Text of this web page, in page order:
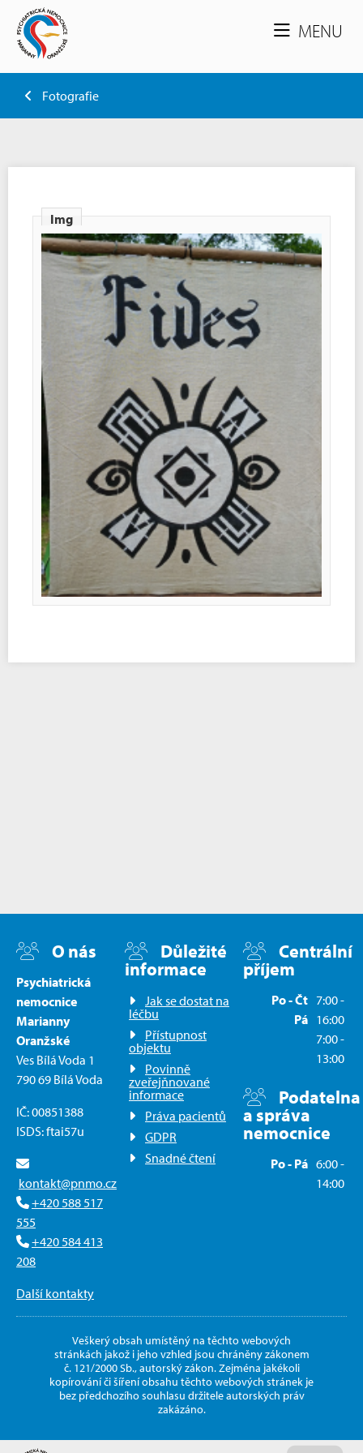
MENU
Fotografie
Img
O nás
Psychiatrická
nemocnice
Marianny
Oranžské
Ves Bílá Voda 1
790 69 Bílá Voda
IČ: 00851388
ISDS: ftai57u
kontakt@pnmo.cz
+420 588 517
555
+420 584 413
208
Další kontakty
Důležité
informace
Jak se dostat na
léčbu
Přístupnost
objektu
Povinně
zveřejňnované
informace
Práva pacientů
GDPR
Snadné čtení
Centrální
příjem
Po - Čt
Pá
7:00 -
16:00
7:00 -
13:00
Podatelna
a správa
nemocnice
Po - Pá 6:00 -
14:00
Veškerý obsah umístěný na těchto webových
stránkách jakož i jeho vzhled jsou chráněny zákonem
č. 121/2000 Sb., autorský zákon. Zejména jakékoli
kopírování či šíření obsahu těchto webových stránek je
bez předchozího souhlasu držitele autorských práv
zakázáno.